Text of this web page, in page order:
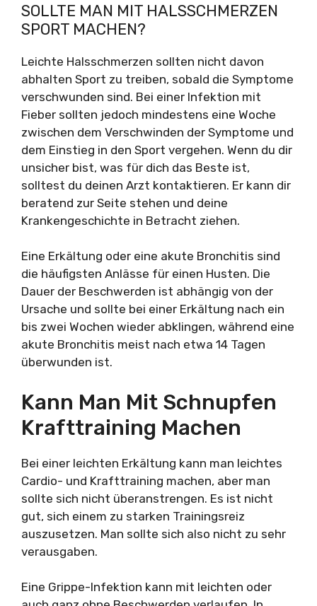
SOLLTE MAN MIT HALSSCHMERZEN
SPORT MACHEN?
Leichte Halsschmerzen sollten nicht davon
abhalten Sport zu treiben, sobald die Symptome
verschwunden sind. Bei einer Infektion mit
Fieber sollten jedoch mindestens eine Woche
zwischen dem Verschwinden der Symptome und
dem Einstieg in den Sport vergehen. Wenn du dir
unsicher bist, was für dich das Beste ist,
solltest du deinen Arzt kontaktieren. Er kann dir
beratend zur Seite stehen und deine
Krankengeschichte in Betracht ziehen.
Eine Erkältung oder eine akute Bronchitis sind
die häufigsten Anlässe für einen Husten. Die
Dauer der Beschwerden ist abhängig von der
Ursache und sollte bei einer Erkältung nach ein
bis zwei Wochen wieder abklingen, während eine
akute Bronchitis meist nach etwa 14 Tagen
überwunden ist.
Kann Man Mit Schnupfen
Krafttraining Machen
Bei einer leichten Erkältung kann man leichtes
Cardio- und Krafttraining machen, aber man
sollte sich nicht überanstrengen. Es ist nicht
gut, sich einem zu starken Trainingsreiz
auszusetzen. Man sollte sich also nicht zu sehr
verausgaben.
Eine Grippe-Infektion kann mit leichten oder